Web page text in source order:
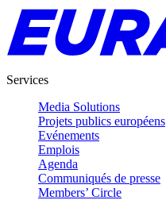
Services
Media Solutions
Projets publics européens
Evénements
Emplois
Agenda
Communiqués de presse
Members’ Circle